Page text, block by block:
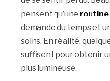
pensent qu’une routine
demande du temps et
soins. En réalité,
suffisent pour obtenir
plus lumineuse.